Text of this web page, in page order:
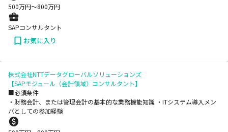
500万円〜800万円
SAPコンサルタント
お気に入り
株式会社NTTデータグローバルソリューションズ
【SAPモジュール（会計領域）コンサルタント】
■必須条件
・財務会計、または管理会計の基本的な業務機能知識 ・ITシステム導入メン
バとしての参加経験